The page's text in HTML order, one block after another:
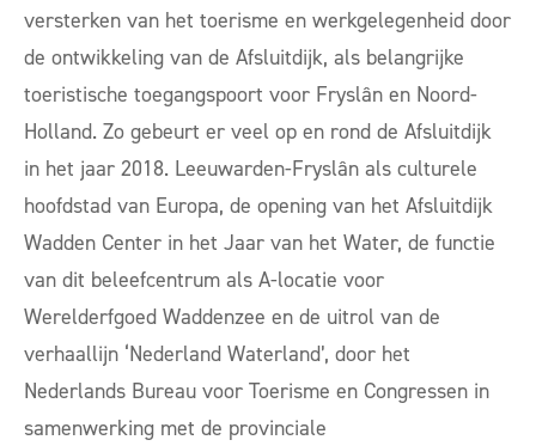
versterken van het toerisme en werkgelegenheid door
de ontwikkeling van de Afsluitdijk, als belangrijke
toeristische toegangspoort voor Fryslân en Noord-
Holland. Zo gebeurt er veel op en rond de Afsluitdijk
in het jaar 2018. Leeuwarden-Fryslân als culturele
hoofdstad van Europa, de opening van het Afsluitdijk
Wadden Center in het Jaar van het Water, de functie
van dit beleefcentrum als A-locatie voor
Werelderfgoed Waddenzee en de uitrol van de
verhaallijn ‘Nederland Waterland’, door het
Nederlands Bureau voor Toerisme en Congressen in
samenwerking met de provinciale